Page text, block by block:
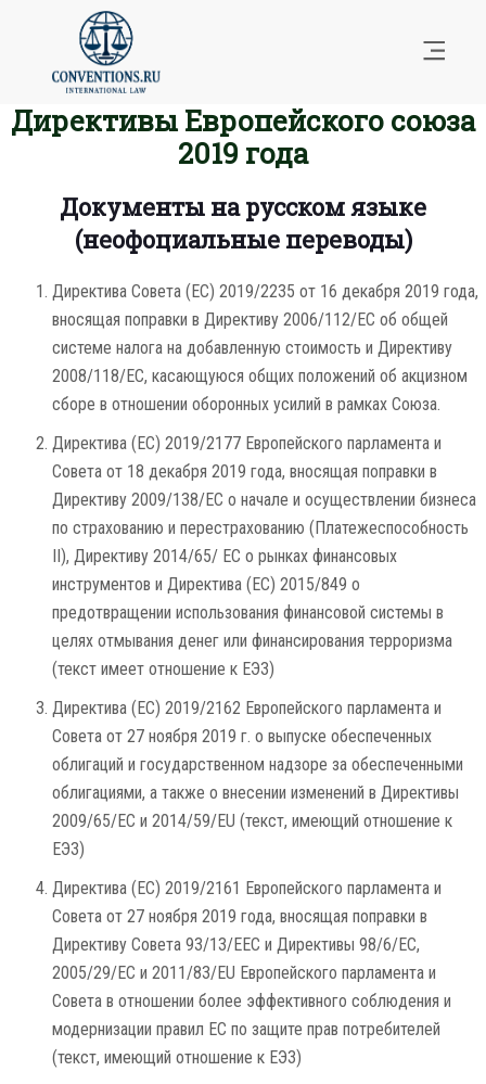
Директивы Европейского союза
2019 года
Документы на русском языке
(неофоциальные переводы)
Директива Совета (ЕС) 2019/2235 от 16 декабря 2019 года,
вносящая поправки в Директиву 2006/112/EC об общей
системе налога на добавленную стоимость и Директиву
2008/118/EC, касающуюся общих положений об акцизном
сборе в отношении оборонных усилий в рамках Союза.
Директива (ЕС) 2019/2177 Европейского парламента и
Совета от 18 декабря 2019 года, вносящая поправки в
Директиву 2009/138/EC о начале и осуществлении бизнеса
по страхованию и перестрахованию (Платежеспособность
II), Директиву 2014/65/ ЕС о рынках финансовых
инструментов и Директива (ЕС) 2015/849 о
предотвращении использования финансовой системы в
целях отмывания денег или финансирования терроризма
(текст имеет отношение к ЕЭЗ)
Директива (ЕС) 2019/2162 Европейского парламента и
Совета от 27 ноября 2019 г. о выпуске обеспеченных
облигаций и государственном надзоре за обеспеченными
облигациями, а также о внесении изменений в Директивы
2009/65/EC и 2014/59/EU (текст, имеющий отношение к
ЕЭЗ)
Директива (ЕС) 2019/2161 Европейского парламента и
Совета от 27 ноября 2019 года, вносящая поправки в
Директиву Совета 93/13/EEC и Директивы 98/6/EC,
2005/29/EC и 2011/83/EU Европейского парламента и
Совета в отношении более эффективного соблюдения и
модернизации правил ЕС по защите прав потребителей
(текст, имеющий отношение к ЕЭЗ)